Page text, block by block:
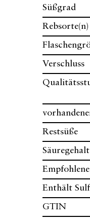
Süßgrad
Rebsorte(n)
Verschluss
Restsüße
Säuregehalt
Enthält
GTIN